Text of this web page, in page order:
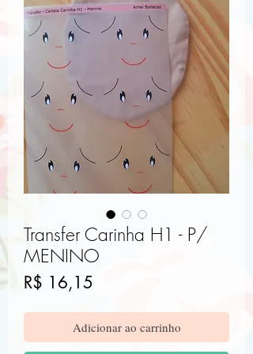
Transfer Carinha H1 - P/
MENINO
R$ 16,15
Adicionar ao carrinho